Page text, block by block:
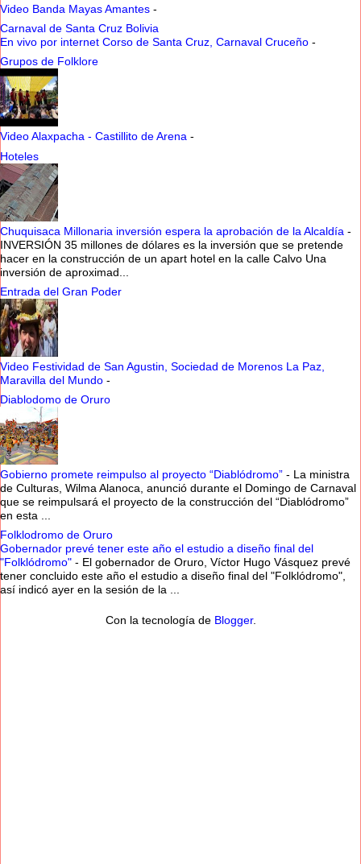
Video Banda Mayas Amantes -
Carnaval de Santa Cruz Bolivia
En vivo por internet Corso de Santa Cruz, Carnaval Cruceño -
Grupos de Folklore
Video Alaxpacha - Castillito de Arena -
Hoteles
Chuquisaca Millonaria inversión espera la aprobación de la Alcaldía -
INVERSIÓN 35 millones de dólares es la inversión que se pretende
hacer en la construcción de un apart hotel en la calle Calvo Una
inversión de aproximad...
Entrada del Gran Poder
Video Festividad de San Agustin, Sociedad de Morenos La Paz,
Maravilla del Mundo -
Diablodomo de Oruro
Gobierno promete reimpulso al proyecto “Diablódromo” - La ministra
de Culturas, Wilma Alanoca, anunció durante el Domingo de Carnaval
que se reimpulsará el proyecto de la construcción del “Diablódromo”
en esta ...
Folklodromo de Oruro
Gobernador prevé tener este año el estudio a diseño final del
"Folklódromo" - El gobernador de Oruro, Víctor Hugo Vásquez prevé
tener concluido este año el estudio a diseño final del "Folklódromo",
así indicó ayer en la sesión de la ...
Con la tecnología de Blogger.